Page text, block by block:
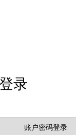
录
账户密码登录